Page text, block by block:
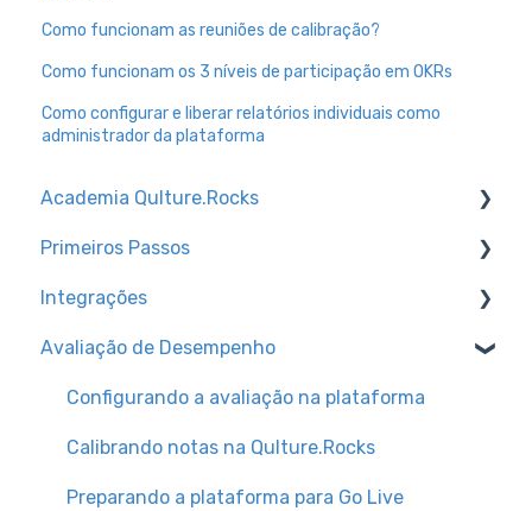
Como funcionam as reuniões de calibração?
Como funcionam os 3 níveis de participação em OKRs
Como configurar e liberar relatórios individuais como
administrador da plataforma
Academia Qulture.Rocks
Feedbacks e Reconhecimento
Preparando a empresa para o lançamento da
Primeiros Passos
Trilhas de conhecimento
Configurações de Ambiente
Como acessar a Qulture.Rocks
Configurações de Usuários
Integrações
Canal para dúvidas técnicas + dicas
Tipos de integração de base de usuários
Slack
Avaliação de Desempenho
Configurando a avaliação na plataforma
Calibrando notas na Qulture.Rocks
Preparando a plataforma para Go Live